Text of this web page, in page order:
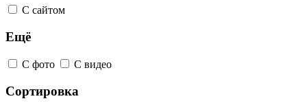
С сайтом
Ещё
С фото С видео
Сортировка